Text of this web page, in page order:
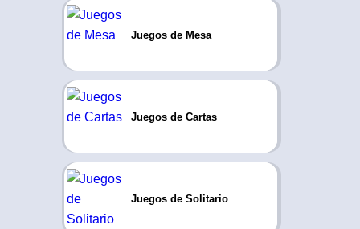
Juegos de Mesa
Juegos de Cartas
Juegos de Solitario